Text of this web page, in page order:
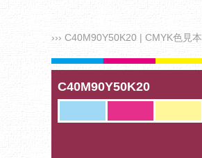
››› C40M90Y50K20 | CMYK色見本
C40M90Y50K20